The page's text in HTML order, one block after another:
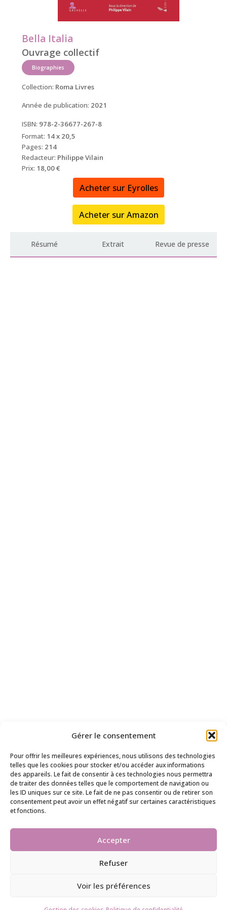
Gérer le consentement
Pour offrir les meilleures expériences, nous utilisons des technologies
telles que les cookies pour stocker et/ou accéder aux informations
des appareils. Le fait de consentir à ces technologies nous permettra
de traiter des données telles que le comportement de navigation ou
les ID uniques sur ce site. Le fait de ne pas consentir ou de retirer son
consentement peut avoir un effet négatif sur certaines caractéristiques
et fonctions.
Accepter
Refuser
Voir les préférences
Bella Italia
Ouvrage collectif
Biographies
Collection: Roma Livres
Année de publication: 2021
ISBN: 978-2-36677-267-8
Format: 14 x 20,5
Pages: 214
Redacteur: Philippe Vilain
Prix: 18,00 €
Acheter sur Eyrolles
Acheter sur Amazon
Résumé Extrait Revue de presse
Copyright ©2026 LES ÉDITIONS DE GRENELLE. Tous